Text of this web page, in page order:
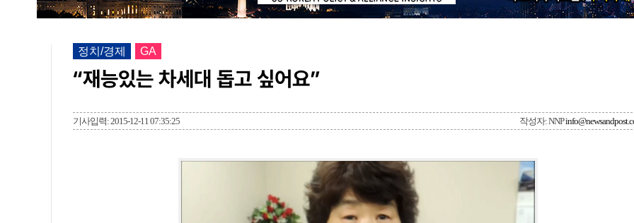
정치/경제 GA
“재능있는 차세대 돕고 싶어요”
기사입력: 2015-12-11 07:35:25 작성자: NNP